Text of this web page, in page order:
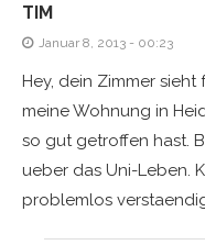
TIM
Januar 8, 2013 - 00:23
Hey, dein Zimmer
meine Wohnung in
so gut getroffen hast.
ueber das Uni-Leben.
problemlos